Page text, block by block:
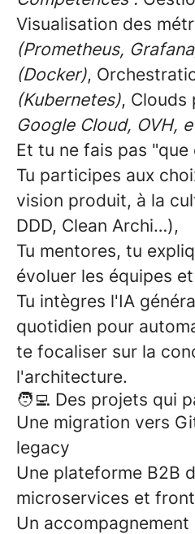
Visualisation des
(Prometheus,
(Docker),
(Kubernetes), Clouds
Google Cloud, OVH,
Et tu ne fais pas "que
Tu participes aux
vision produit, à la
DDD, Clean Archi…),
Tu mentores, tu
évoluer les équipes
Tu intègres l'IA
quotidien pour
te focaliser sur la
l'architecture.
🧑‍💻 Des projets qui
Une migration vers
legacy
Une plateforme B2B
microservices et
Un